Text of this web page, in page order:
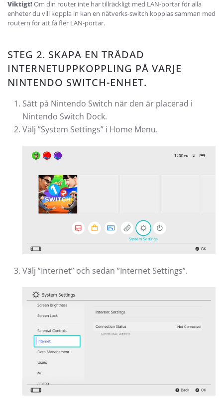
Viktigt!Om din router inte har tillräckligt med LAN-portar för alla
enheter du vill koppla in kan en nätverks-switch kopplas samman med
routern för att få fler LAN-portar.
STEG 2. SKAPA EN TRÅDAD
INTERNETUPPKOPPLING PÅ VARJE
NINTENDO SWITCH-ENHET.
Sätt på Nintendo Switch när den är placerad i
Nintendo Switch Dock.
Välj ”System Settings” i Home Menu.
Välj ”Internet” och sedan ”Internet Settings”.